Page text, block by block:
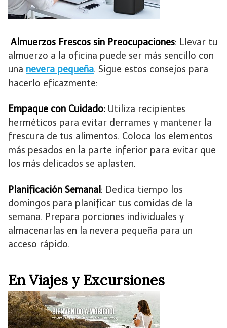
Almuerzos Frescos sin Preocupaciones: Llevar tu
almuerzo a la oficina puede ser más sencillo con
una nevera pequeña. Sigue estos consejos para
hacerlo eficazmente:
Empaque con Cuidado: Utiliza recipientes
herméticos para evitar derrames y mantener la
frescura de tus alimentos. Coloca los elementos
más pesados en la parte inferior para evitar que
los más delicados se aplasten.
Planificación Semanal : Dedica tiempo los
domingos para planificar tus comidas de la
semana. Prepara porciones individuales y
almacenarlas en la nevera pequeña para un
acceso rápido.
En Viajes y Excursiones